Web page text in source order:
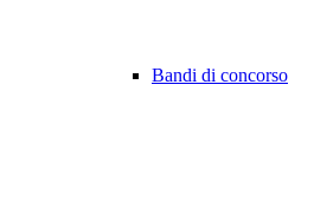
Bandi di concorso